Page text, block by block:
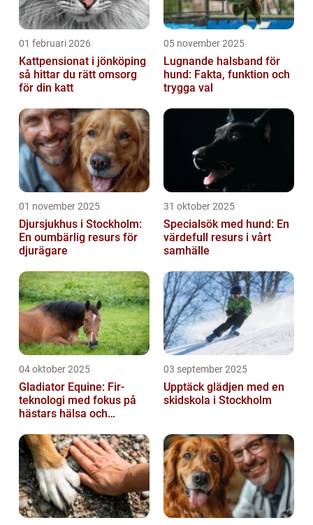
01 februari 2026
Kattpensionat i jönköping
så hittar du rätt omsorg
för din katt
05 november 2025
Lugnande halsband för
hund: Fakta, funktion och
trygga val
01 november 2025
Djursjukhus i Stockholm:
En oumbärlig resurs för
djurägare
31 oktober 2025
Specialsök med hund: En
värdefull resurs i vårt
samhälle
04 oktober 2025
Gladiator Equine: Fir-
teknologi med fokus på
hästars hälsa och
03 september 2025
Upptäck glädjen med en
skidskola i Stockholm